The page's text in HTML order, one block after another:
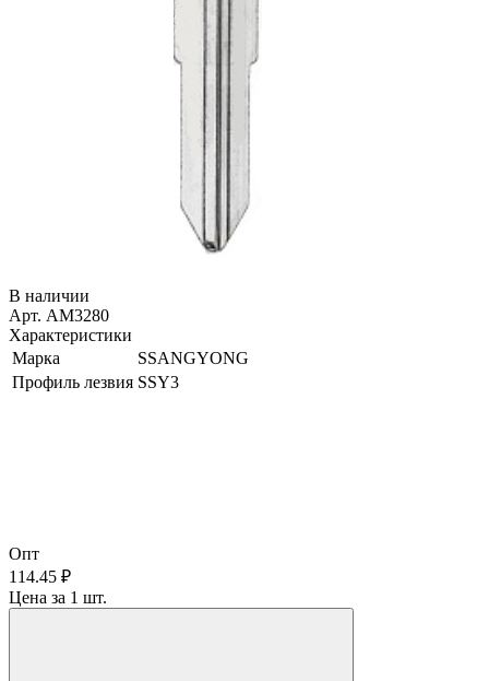
В наличии
Арт. AM3280
Характеристики
Марка
SSANGYONG
Профиль лезвия SSY3
Опт
114.45 ₽
Цена за 1 шт.